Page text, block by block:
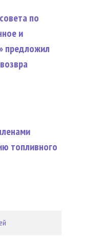
по
и
предложил
топливного